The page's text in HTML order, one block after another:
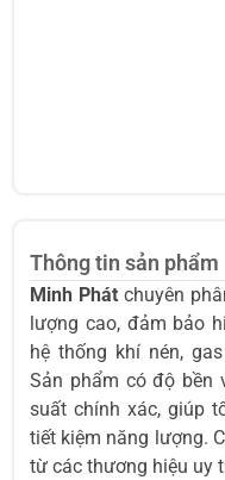
Thông tin sản phẩm
Minh Phátchuyên
lượng cao, đảm bảo
hệ thống khí nén,
Sản phẩm có độ bền
suất chính xác, giúp
tiết kiệm năng lượng.
từ các thương hiệu uy